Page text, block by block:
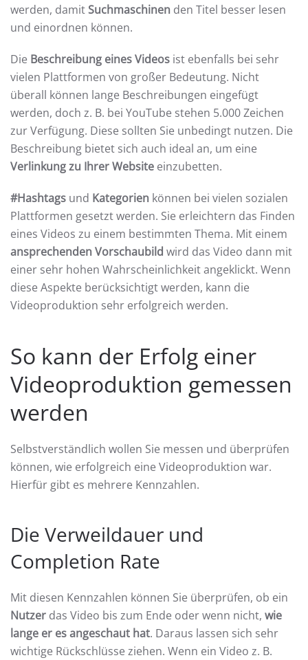
werden, damitSuchmaschinen den Titel besser lesen
und einordnen können.
Die Beschreibung eines Videos ist ebenfalls bei sehr
vielen Plattformen von großer Bedeutung. Nicht
überall können lange Beschreibungen eingefügt
werden, doch z. B. bei YouTube stehen 5.000 Zeichen
zur Verfügung. Diese sollten Sie unbedingt nutzen. Die
Beschreibung bietet sich auch ideal an, um eine
Verlinkung zu Ihrer Website einzubetten.
#Hashtags und Kategorien können bei vielen sozialen
Plattformen gesetzt werden. Sie erleichtern das Finden
eines Videos zu einem bestimmten Thema. Mit einem
ansprechenden Vorschaubild wird das Video dann mit
einer sehr hohen Wahrscheinlichkeit angeklickt. Wenn
diese Aspekte berücksichtigt werden, kann die
Videoproduktion sehr erfolgreich werden.
So kann der Erfolg einer
Videoproduktion gemessen
werden
Selbstverständlich wollen Sie messen und überprüfen
können, wie erfolgreich eine Videoproduktion war.
Hierfür gibt es mehrere Kennzahlen.
Die Verweildauer und
Completion Rate
Mit diesen Kennzahlen können Sie überprüfen, ob ein
Nutzer das Video bis zum Ende oder wenn nicht, wie
lange er es angeschaut hat. Daraus lassen sich sehr
wichtige Rückschlüsse ziehen. Wenn ein Video z. B.